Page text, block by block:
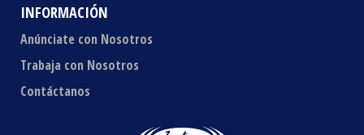
INFORMACIÓN
Anúnciate con Nosotros
Trabaja con Nosotros
Contáctanos